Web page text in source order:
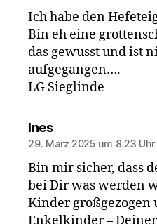
Ich habe den
Bin eh eine
das gewusst und ist
aufgegangen….
LG Sieglinde
Inessagt:
29. März 2025 um 8:23 Uhr
Bin mir sicher, dass
bei Dir was werden
Kinder großgezogen